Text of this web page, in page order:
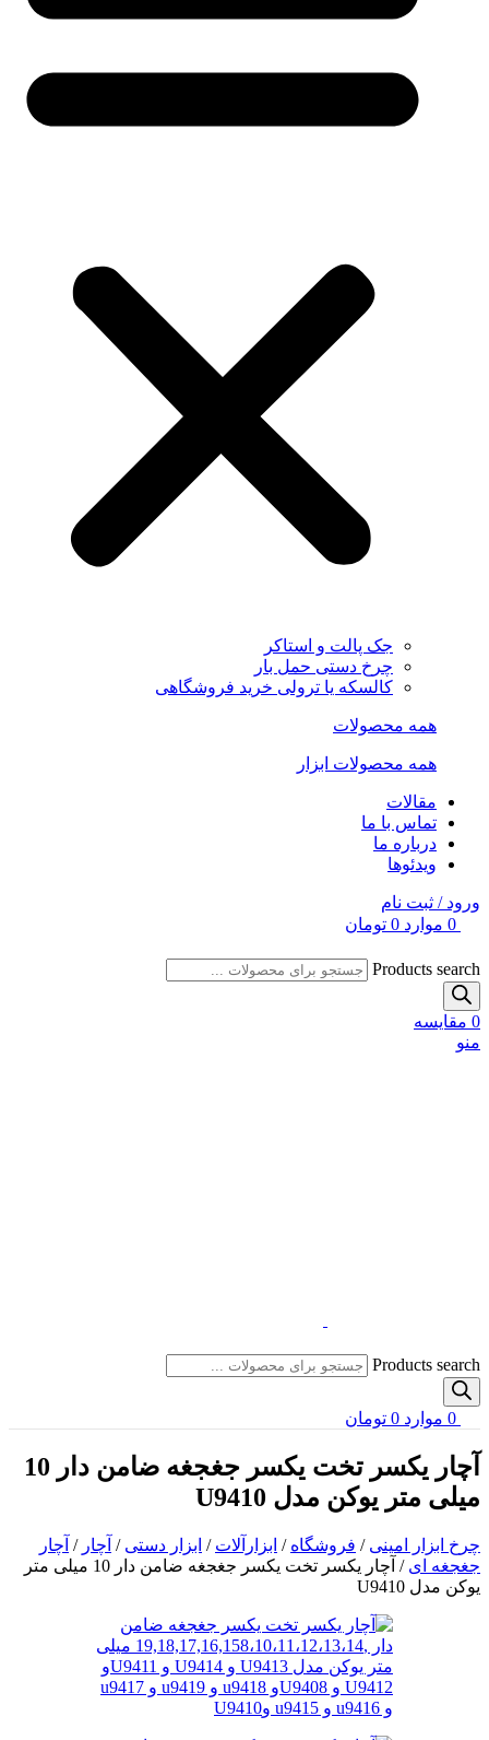
جک پالت و استاکر
چرخ دستی حمل بار
کالسکه یا ترولی خرید فروشگاهی
همه محصولات
همه محصولات ابزار
مقالات
تماس با ما
درباره ما
ویدئوها
ورود / ثبت نام
0 موارد 0 تومان
Products search
0 مقایسه
منو
Products search
0 موارد 0 تومان
آچار یکسر تخت یکسر جغجغه ضامن دار 10
میلی متر یوکن مدل U9410
چرخ ابزار امینی / فروشگاه / ابزارآلات / ابزار دستی / آچار / آچار
جغجغه ای /
آچار یکسر تخت یکسر جغجغه ضامن دار 10 میلی متر
یوکن مدل U9410